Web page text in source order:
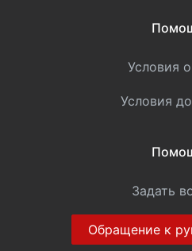
Условия
Условия
Задать
Обращение к